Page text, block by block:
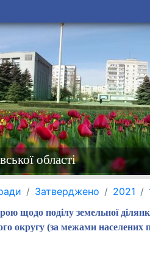
області
Затверджено 2021
щодо поділу земельної
округу (за межами населених